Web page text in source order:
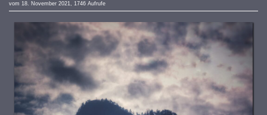
vom 18. November 2021, 1746 Aufrufe